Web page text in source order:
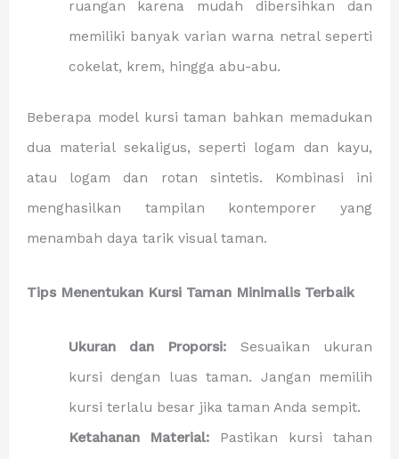
ruangan karena mudah dibersihkan dan
memiliki banyak varian warna netral seperti
cokelat, krem, hingga abu-abu.
Beberapa model kursi taman bahkan memadukan
dua material sekaligus, seperti logam dan kayu,
atau logam dan rotan sintetis. Kombinasi ini
menghasilkan tampilan kontemporer yang
menambah daya tarik visual taman.
Tips Menentukan Kursi Taman Minimalis Terbaik
Ukuran dan Proporsi: Sesuaikan ukuran
kursi dengan luas taman. Jangan memilih
kursi terlalu besar jika taman Anda sempit.
Ketahanan Material: Pastikan kursi tahan